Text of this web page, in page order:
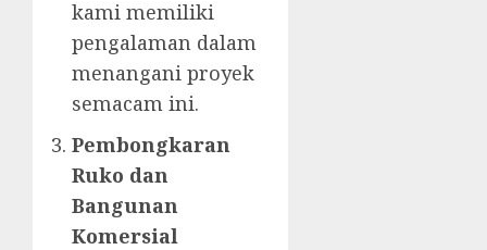
kami memiliki
pengalaman dalam
menangani proyek
semacam ini.
Pembongkaran
Ruko dan
Bangunan
Komersial